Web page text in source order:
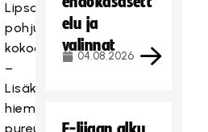
Lipsanen
pohjustaa
kokoontumista.
–
Lisäksi
hieman
pureudutaan
elu ja
valinnat
04.08.2026